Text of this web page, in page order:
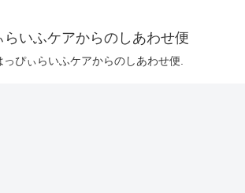
らいふケアからのしあわせ便
ぴぃらいふケアからのしあわせ便.